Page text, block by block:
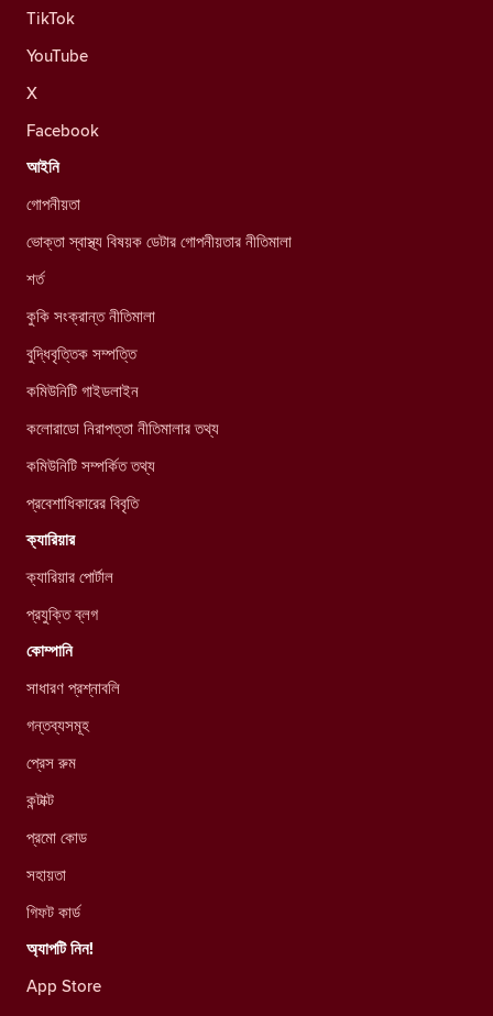
TikTok
YouTube
X
Facebook
আইনি
গোপনীয়তা
ভোক্তা স্বাস্থ্য বিষয়ক ডেটার গোপনীয়তার নীতিমালা
শর্ত
কুকি সংক্রান্ত নীতিমালা
বুদ্ধিবৃত্তিক সম্পত্তি
কমিউনিটি গাইডলাইন
কলোরাডো নিরাপত্তা নীতিমালার তথ্য
কমিউনিটি সম্পর্কিত তথ্য
প্রবেশাধিকারের বিবৃতি
ক্যারিয়ার
ক্যারিয়ার পোর্টাল
প্রযুক্তি ব্লগ
কোম্পানি
সাধারণ প্রশ্নাবলি
গন্তব্যসমূহ
প্রেস রুম
কন্টাক্ট
প্রমো কোড
সহায়তা
গিফট কার্ড
অ্যাপটি নিন!
App Store